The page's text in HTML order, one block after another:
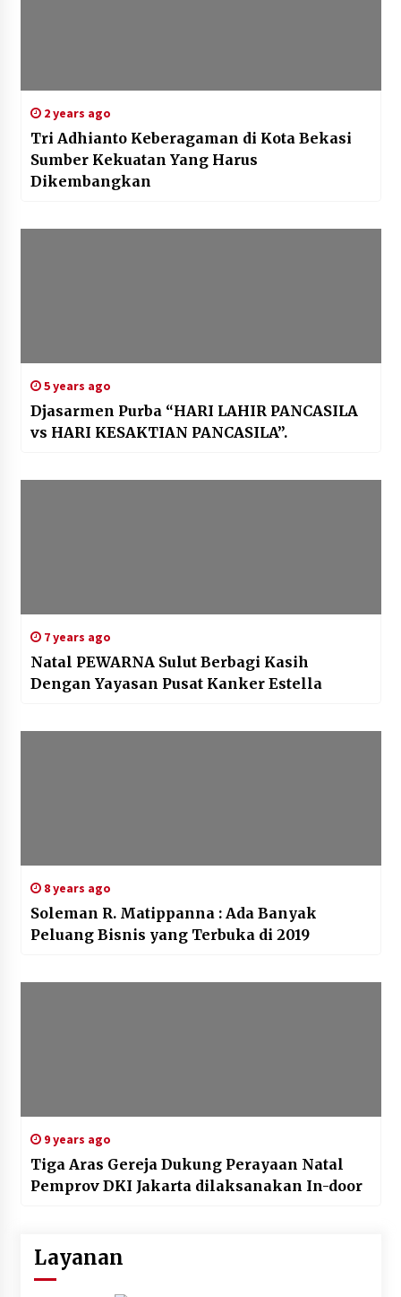
2 years ago
Tri Adhianto Keberagaman di Kota Bekasi
Sumber Kekuatan Yang Harus
Dikembangkan
5 years ago
Djasarmen Purba “HARI LAHIR PANCASILA
vs HARI KESAKTIAN PANCASILA”.
7 years ago
Natal PEWARNA Sulut Berbagi Kasih
Dengan Yayasan Pusat Kanker Estella
8 years ago
Soleman R. Matippanna : Ada Banyak
Peluang Bisnis yang Terbuka di 2019
9 years ago
Tiga Aras Gereja Dukung Perayaan Natal
Pemprov DKI Jakarta dilaksanakan In-door
Layanan